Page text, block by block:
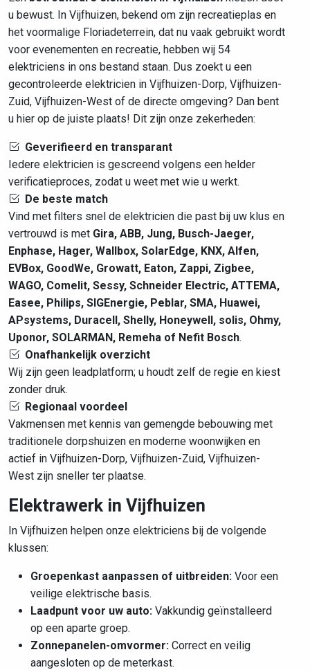
u bewust. In Vijfhuizen, bekend om zijn recreatieplas en
het voormalige Floriadeterrein, dat nu vaak gebruikt wordt
voor evenementen en recreatie, hebben wij 54
elektriciens in ons bestand staan. Dus zoekt u een
gecontroleerde elektricien in Vijfhuizen-Dorp, Vijfhuizen-
Zuid, Vijfhuizen-West of de directe omgeving? Dan bent
u hier op de juiste plaats! Dit zijn onze zekerheden:
Geverifieerd en transparant
Iedere elektricien is gescreend volgens een helder
verificatieproces, zodat u weet met wie u werkt.
De beste match
Vind met filters snel de elektricien die past bij uw klus en
vertrouwd is met Gira, ABB, Jung, Busch-Jaeger,
Enphase, Hager, Wallbox, SolarEdge, KNX, Alfen,
EVBox, GoodWe, Growatt, Eaton, Zappi, Zigbee,
WAGO, Comelit, Sessy, Schneider Electric, ATTEMA,
Easee, Philips, SIGEnergie, Peblar, SMA, Huawei,
APsystems, Duracell, Shelly, Honeywell, solis, Ohmy,
Uponor, SOLARMAN, Remeha of Nefit Bosch.
Onafhankelijk overzicht
Wij zijn geen leadplatform; u houdt zelf de regie en kiest
zonder druk.
Regionaal voordeel
Vakmensen met kennis van gemengde bebouwing met
traditionele dorpshuizen en moderne woonwijken en
actief in Vijfhuizen-Dorp, Vijfhuizen-Zuid, Vijfhuizen-
West zijn sneller ter plaatse.
Elektrawerk in Vijfhuizen
In Vijfhuizen helpen onze elektriciens bij de volgende
klussen:
Groepenkast aanpassen of uitbreiden: Voor een
veilige elektrische basis.
Laadpunt voor uw auto: Vakkundig geïnstalleerd
op een aparte groep.
Zonnepanelen-omvormer: Correct en veilig
aangesloten op de meterkast.